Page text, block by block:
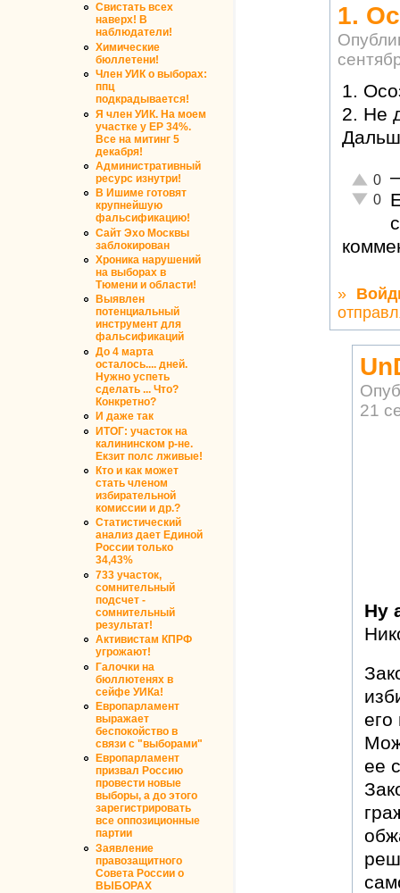
Свистать всех
наверх! В
наблюдатели!
Химические
бюллетени!
Член УИК о выборах:
ппц
подкрадывается!
Я член УИК. На моем
участке у ЕР 34%.
Все на митинг 5
декабря!
Административный
ресурс изнутри!
В Ишиме готовят
крупнейшую
фальсификацию!
Сайт Эхо Москвы
заблокирован
Хроника нарушений
на выборах в
Тюмени и области!
Выявлен
потенциальный
инструмент для
фальсификаций
До 4 марта
осталось.... дней.
Нужно успеть
сделать ... Что?
Конкретно?
И даже так
ИТОГ: участок на
калининском р-не.
Екзит полс лживые!
Кто и как может
стать членом
избирательной
комиссии и др.?
Статистический
анализ дает Единой
России только
34,43%
733 участок,
сомнительный
подсчет -
сомнительный
результат!
Активистам КПРФ
угрожают!
Галочки на
бюллютенях в
сейфе УИКа!
Европарламент
выражает
беспокойство в
связи с "выборами"
Европарламент
призвал Россию
провести новые
выборы, а до этого
зарегистрировать
все оппозиционные
партии
Заявление
правозащитного
Совета России о
ВЫБОРАХ
1.
1.
2. Не
0
0
»
21
Ну
ее